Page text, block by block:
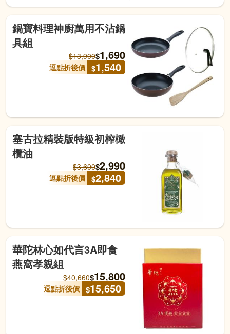
鍋寶料理神廚萬用不沾鍋
具組
$13,900$1,690
逗點折後價 $1,540
塞古拉精裝版特級初榨橄
欖油
$3,600$2,990
逗點折後價 $2,840
華陀林心如代言3A即食
燕窩孝親組
$40,660$15,800
逗點折後價 $15,650